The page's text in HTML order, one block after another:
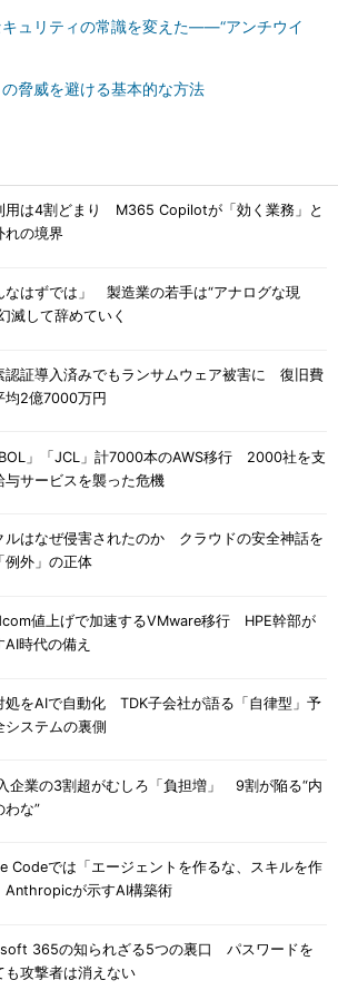
キュリティの常識を変えた――“アンチウイ
の脅威を避ける基本的な方法
用は4割どまり M365 Copilotが「効く業務」と
れの境界
なはずでは」 製造業の若手は“アナログな現
滅して辞めていく
認証導入済みでもランサムウェア被害に 復旧費
均2億7000万円
」「JCL」計7000本のAWS移行 2000社を支
与サービスを襲った危機
ルはなぜ侵害されたのか クラウドの安全神話を
例外」の正体
値上げで加速するVMware移行 HPE幹部が
AI時代の備え
処をAIで自動化 TDK子会社が語る「自律型」予
システムの裏側
企業の3割超がむしろ「負担増」 9割が陥る“内
わな”
Codeでは「エージェントを作るな、スキルを作
が示すAI構築術
365の知られざる5つの裏口 パスワードを
も攻撃者は消えない